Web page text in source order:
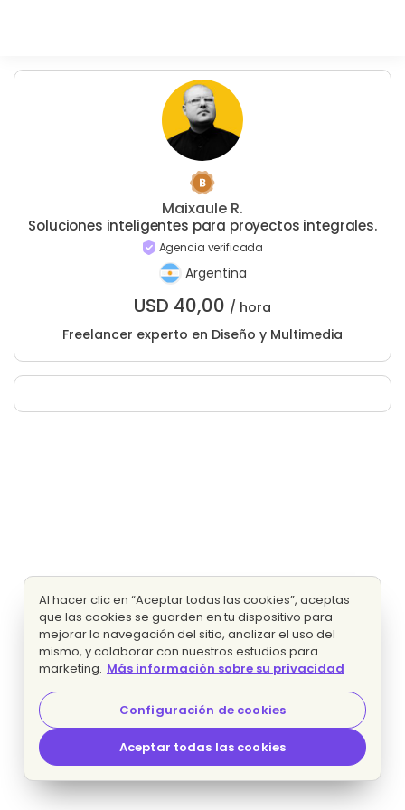
Maixaule R.
Soluciones inteligentes para proyectos integrales.
Agencia verificada
Argentina
USD 40,00 / hora
Freelancer experto en Diseño y Multimedia
Al hacer clic en “Aceptar todas las cookies”, aceptas
que las cookies se guarden en tu dispositivo para
mejorar la navegación del sitio, analizar el uso del
mismo, y colaborar con nuestros estudios para
marketing. Más información sobre su privacidad
Configuración de cookies
Aceptar todas las cookies